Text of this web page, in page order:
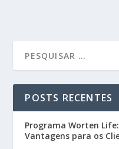
POSTS RECENTES
Programa Worten
Vantagens para os